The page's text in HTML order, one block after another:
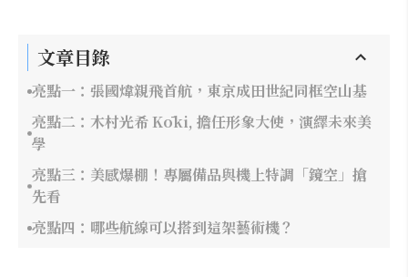
文章目錄
亮點一：張國煒親飛首航，東京成田世紀同框空山基
亮點二：木村光希 Kōki, 擔任形象大使，演繹未來美
學
亮點三：美感爆棚！專屬備品與機上特調「鏡空」搶
先看
亮點四：哪些航線可以搭到這架藝術機？